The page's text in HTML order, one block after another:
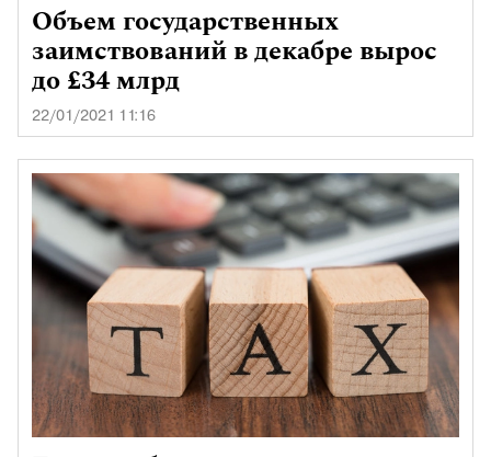
Объем государственных
заимствований в декабре вырос
до £34 млрд
22/01/2021 11:16